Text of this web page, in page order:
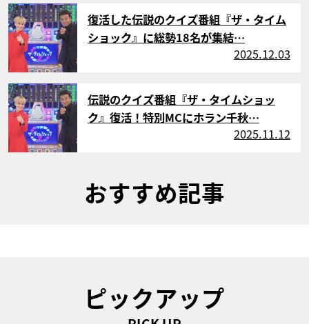
サムネイル
復活した伝説のクイズ番組『ザ・タイム
ショック』に総勢18名が集結…
2025.12.03
サムネイル
伝説のクイズ番組『ザ・タイムショッ
ク』復活！特別MCにホラン千秋…
2025.11.12
おすすめ記事
ピックアップ